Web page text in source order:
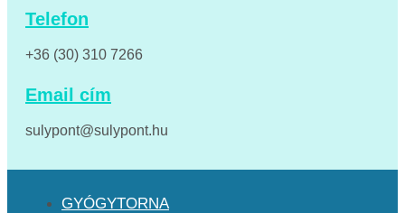
Telefon
+36 (30) 310 7266
Email cím
sulypont@sulypont.hu
GYÓGYTORNA